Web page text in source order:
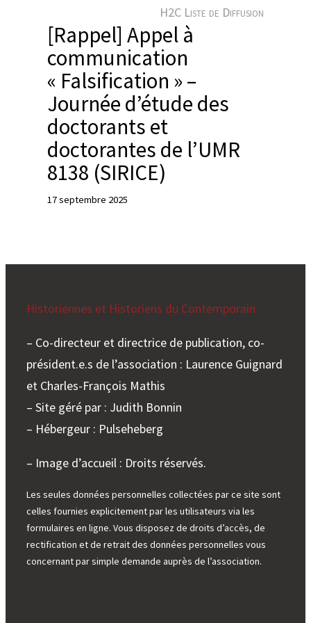
r
H2C Liste de Diffusion
[Rappel] Appel à
communication
« Falsification » –
Journée d’étude des
doctorants et
doctorantes de l’UMR
8138 (SIRICE)
17 septembre 2025
Historiennes et Historiens du Contemporain
– Co-directeur et directrice de publication, co-
président.e.s de l’association : Laurence Guignard
et Charles-François Mathis
– Site géré par : Judith Bonnin
– Hébergeur : Pulseheberg
– Image d’accueil : Droits réservés.
Les seules données personnelles collectées par ce site sont
celles fournies explicitement par les utilisateurs via les
formulaires en ligne. Vous disposez de droits d’accès, de
rectification et de retrait des données personnelles vous
concernant par simple demande auprès de l’association.